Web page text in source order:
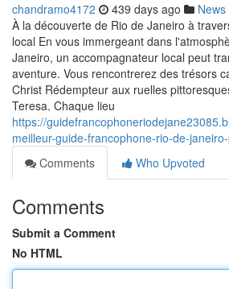
chandramo4172 439 days ago News
À la découverte de Rio de Janeiro à
local En vous immergeant dans
Janeiro, un accompagnateur local peut
aventure. Vous rencontrerez des trésors
Christ Rédempteur aux ruelles
Teresa. Chaque lieu
https://
meilleur-guide-francophone-rio-de-
Comments
Who Upvoted
Comments
Submit a Comment
No HTML